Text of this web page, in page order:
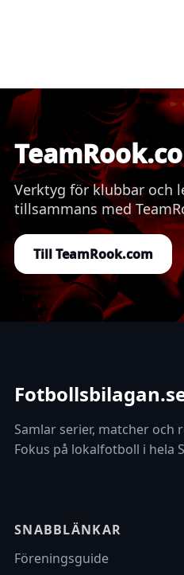
Verktyg för klubbar och
tillsammans med
Till TeamRook.com
Samlar serier, matcher och
Fokus på lokalfotboll i hela
SNABBLÄNKAR
Föreningsguide